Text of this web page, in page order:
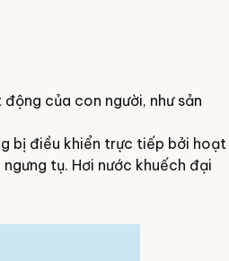
của con người, như sản
bị điều khiển trực tiếp bởi hoạt
tụ. Hơi nước khuếch đại